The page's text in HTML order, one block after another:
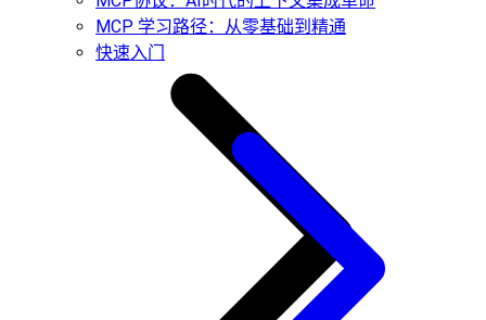
MCP 学习路径：从零基础到精通
快速入门